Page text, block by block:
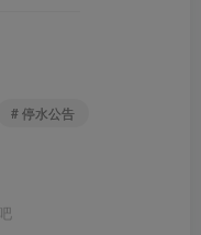
# 停水公告